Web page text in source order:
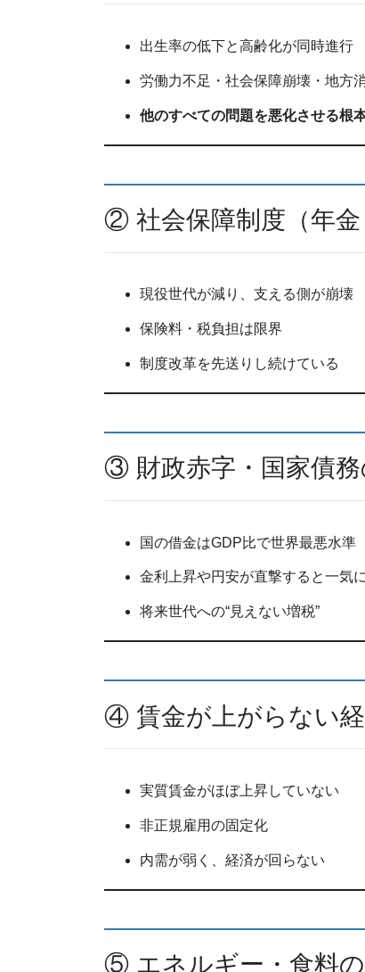
出生率の低下と高齢化が同時進行
労働力不足・社会保障崩壊・地方
他のすべての問題を悪化させる根
② 社会保障制度（年
現役世代が減り、支える側が崩壊
保険料・税負担は限界
制度改革を先送りし続けている
③ 財政赤字・国家債
国の借金はGDP比で世界最悪水準
金利上昇や円安が直撃すると一気
将来世代への“見えない増税”
④ 賃金が上がらない経
実質賃金がほぼ上昇していない
非正規雇用の固定化
内需が弱く、経済が回らない
⑤ エネルギー・食料の